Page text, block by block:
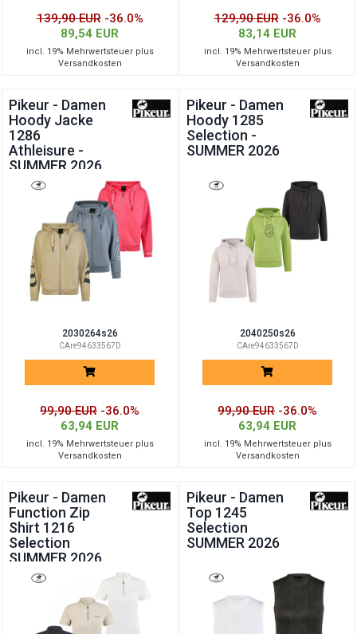
139,90 EUR -36.0%
89,54 EUR
incl. 19% Mehrwertsteuer plus
Versandkosten
129,90 EUR -36.0%
83,14 EUR
incl. 19% Mehrwertsteuer plus
Versandkosten
Pikeur - Damen
Hoody Jacke
1286
Athleisure -
SUMMER 2026
2030264s26
CAre94633567D
99,90 EUR -36.0%
63,94 EUR
incl. 19% Mehrwertsteuer plus
Versandkosten
Pikeur - Damen
Hoody 1285
Selection -
SUMMER 2026
2040250s26
CAre94633567D
99,90 EUR -36.0%
63,94 EUR
incl. 19% Mehrwertsteuer plus
Versandkosten
Pikeur - Damen
Function Zip
Shirt 1216
Selection
SUMMER 2026
Pikeur - Damen
Top 1245
Selection
SUMMER 2026